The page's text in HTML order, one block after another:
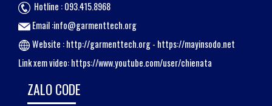
Hotline : 093.415.8968
Email :info@garmenttech.org
Website :http://garmenttech.org- https://mayinsodo.net
Link xem video:https://www.youtube.com/user/chienata
ZALO CODE